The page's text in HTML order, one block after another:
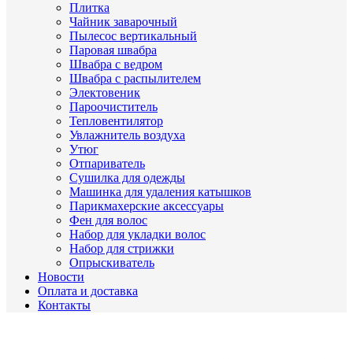
Плитка
Чайник заварочный
Пылесос вертикальный
Паровая швабра
Швабра с ведром
Швабра с распылителем
Электовеник
Пароочиститель
Тепловентилятор
Увлажнитель воздуха
Утюг
Отпариватель
Сушилка для одежды
Машинка для удаления катышков
Парикмахерские аксессуары
Фен для волос
Набор для укладки волос
Набор для стрижки
Опрыскиватель
Новости
Оплата и доставка
Контакты